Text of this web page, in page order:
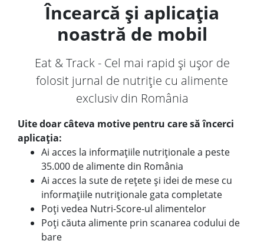
Încearcă și aplicația
noastră de mobil
Eat & Track - Cel mai rapid și ușor de
folosit jurnal de nutriție cu alimente
exclusiv din România
Uite doar câteva motive pentru care să încerci
aplicația:
Ai acces la informațiile nutriționale a peste
35.000 de alimente din România
Ai acces la sute de rețete și idei de mese cu
informațiile nutriționale gata completate
Poți vedea Nutri-Score-ul alimentelor
Poți căuta alimente prin scanarea codului de
bare